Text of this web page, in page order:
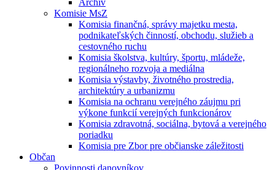
Archív
Komisie MsZ
Komisia finančná, správy majetku mesta,
podnikateľských činností, obchodu, služieb a
cestovného ruchu
Komisia školstva, kultúry, športu, mládeže,
regionálneho rozvoja a mediálna
Komisia výstavby, životného prostredia,
architektúry a urbanizmu
Komisia na ochranu verejného záujmu pri
výkone funkcií verejných funkcionárov
Komisia zdravotná, sociálna, bytová a verejného
poriadku
Komisia pre Zbor pre občianske záležitosti
Občan
Povinnosti danovníkov